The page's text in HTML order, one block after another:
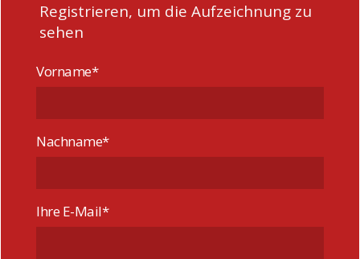
Registrieren, um die Aufzeichnung zu
sehen
Vorname*
Nachname*
Ihre E-Mail*